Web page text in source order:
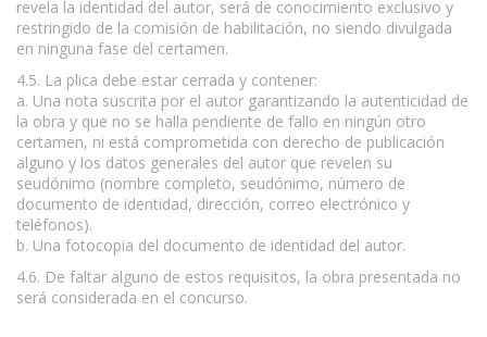
revela la identidad del autor, será de conocimiento exclusivo y
restringido de la comisión de habilitación, no siendo divulgada
en ninguna fase del certamen.
4.5. La plica debe estar cerrada y contener:
a. Una nota suscrita por el autor garantizando la autenticidad de
la obra y que no se halla pendiente de fallo en ningún otro
certamen, ni está comprometida con derecho de publicación
alguno y los datos generales del autor que revelen su
seudónimo (nombre completo, seudónimo, número de
documento de identidad, dirección, correo electrónico y
teléfonos).
b. Una fotocopia del documento de identidad del autor.
4.6. De faltar alguno de estos requisitos, la obra presentada no
será considerada en el concurso.